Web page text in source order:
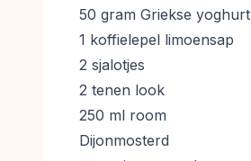
50 gram Griekse yoghurt
1 koffielepel limoensap
2 sjalotjes
2 tenen look
250 ml room
Dijonmosterd